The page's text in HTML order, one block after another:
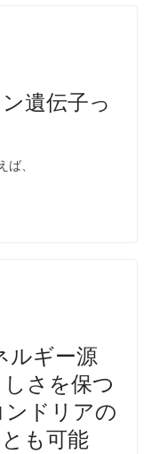
遺伝子っ
、
ルギー源
さを保つ
ドリアの
も可能